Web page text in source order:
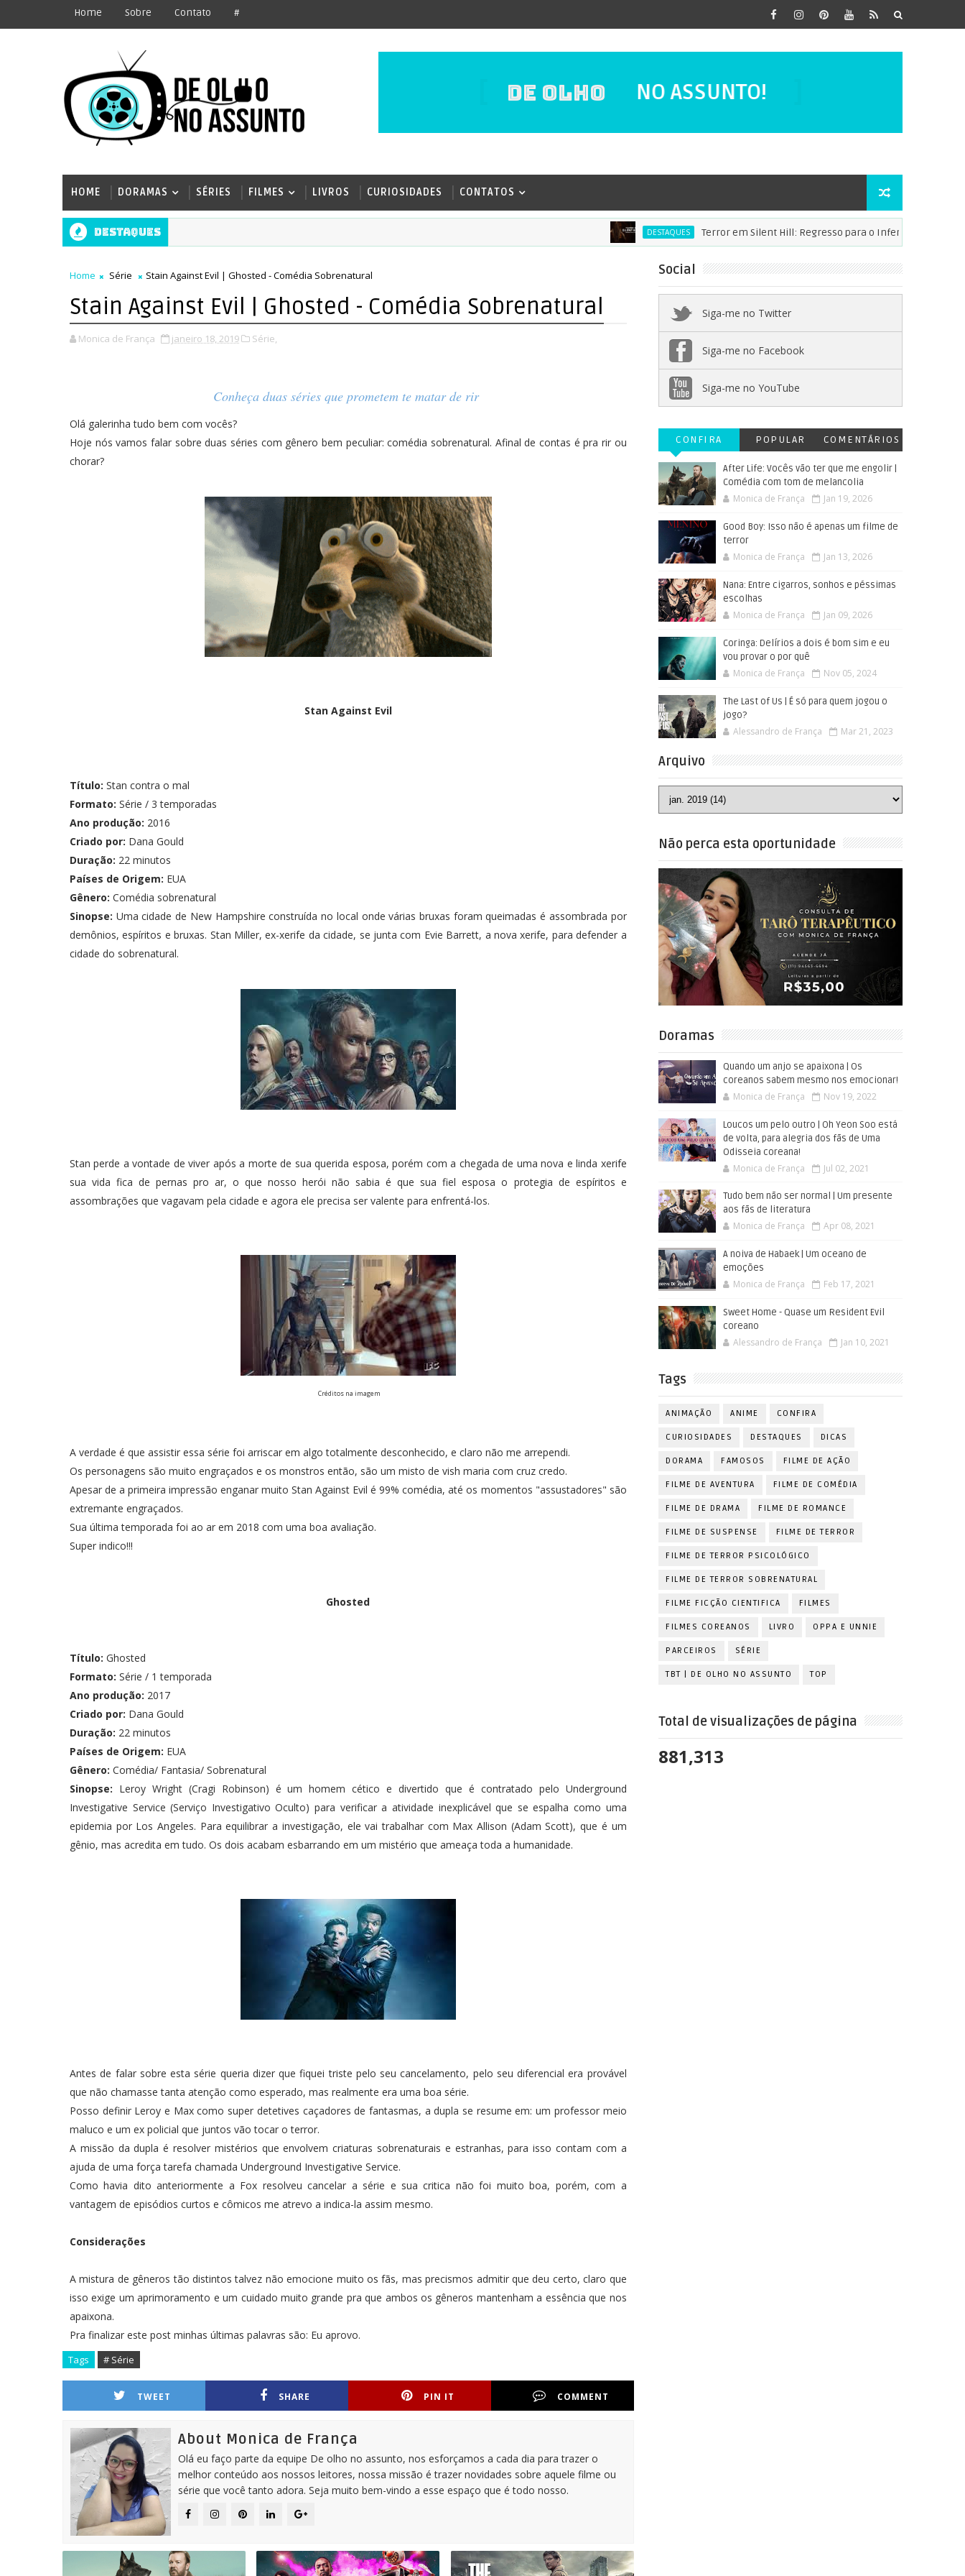
Home Sobre Contato #
DE OLHO
SÉRIES
NO ASSUNTO!
HOME DORAMAS SÉRIES FILMES LIVROS CURIOSIDADES CONTATOS
Destaques DESTAQUES Terror em Silent Hill: Regresso para o Inferno - Apenas um Fan
Home Série Stain Against Evil | Ghosted - Comédia Sobrenatural
Stain Against Evil | Ghosted - Comédia Sobrenatural
Monica de França janeiro 18, 2019 Série,
Conheça duas séries que prometem te matar de rir
Olá galerinha tudo bem com vocês?
Hoje nós vamos falar sobre duas séries com gênero bem peculiar: comédia sobrenatural. Afinal de contas é pra rir ou
chorar?
Stan Against Evil
Título: Stan contra o mal
Formato: Série / 3 temporadas
Ano produção: 2016
Criado por: Dana Gould
Duração: 22 minutos
Países de Origem: EUA
Gênero: Comédia sobrenatural
Sinopse: Uma cidade de New Hampshire construída no local onde várias bruxas foram queimadas é assombrada por
demônios, espíritos e bruxas. Stan Miller, ex-xerife da cidade, se junta com Evie Barrett, a nova xerife, para defender a
cidade do sobrenatural.
Stan perde a vontade de viver após a morte de sua querida esposa, porém com a chegada de uma nova e linda xerife
sua vida fica de pernas pro ar, o que nosso herói não sabia é que sua fiel esposa o protegia de espíritos e
assombrações que vagavam pela cidade e agora ele precisa ser valente para enfrentá-los.
Créditos na imagem
A verdade é que assistir essa série foi arriscar em algo totalmente desconhecido, e claro não me arrependi.
Os personagens são muito engraçados e os monstros então, são um misto de vish maria com cruz credo.
Apesar de a primeira impressão enganar muito Stan Against Evil é 99% comédia, até os momentos "assustadores" são
extremante engraçados.
Sua última temporada foi ao ar em 2018 com uma boa avaliação.
Super indico!!!
Ghosted
Título: Ghosted
Formato: Série / 1 temporada
Ano produção: 2017
Criado por: Dana Gould
Duração: 22 minutos
Países de Origem: EUA
Gênero: Comédia/ Fantasia/ Sobrenatural
Sinopse: Leroy Wright (Cragi Robinson) é um homem cético e divertido que é contratado pelo Underground
Investigative Service (Serviço Investigativo Oculto) para verificar a atividade inexplicável que se espalha como uma
epidemia por Los Angeles. Para equilibrar a investigação, ele vai trabalhar com Max Allison (Adam Scott), que é um
gênio, mas acredita em tudo. Os dois acabam esbarrando em um mistério que ameaça toda a humanidade.
Antes de falar sobre esta série queria dizer que fiquei triste pelo seu cancelamento, pelo seu diferencial era provável
que não chamasse tanta atenção como esperado, mas realmente era uma boa série.
Posso definir Leroy e Max como super detetives caçadores de fantasmas, a dupla se resume em: um professor meio
maluco e um ex policial que juntos vão tocar o terror.
A missão da dupla é resolver mistérios que envolvem criaturas sobrenaturais e estranhas, para isso contam com a
ajuda de uma força tarefa chamada Underground Investigative Service.
Como havia dito anteriormente a Fox resolveu cancelar a série e sua critica não foi muito boa, porém, com a
vantagem de episódios curtos e cômicos me atrevo a indica-la assim mesmo.
Considerações
A mistura de gêneros tão distintos talvez não emocione muito os fãs, mas precismos admitir que deu certo, claro que
isso exige um aprimoramento e um cuidado muito grande pra que ambos os gêneros mantenham a essência que nos
apaixona.
Pra finalizar este post minhas últimas palavras são: Eu aprovo.
Tags # Série
TWEET SHARE PIN IT COMMENT
About Monica de França
Olá eu faço parte da equipe De olho no assunto, nos esforçamos a cada dia para trazer o
melhor conteúdo aos nossos leitores, nossa missão é trazer novidades sobre aquele filme ou
série que você tanto adora. Seja muito bem-vindo a esse espaço que é todo nosso.
Social
Siga-me no Twitter
Siga-me no Facebook
Siga-me no YouTube
CONFIRA POPULAR COMENTÁRIOS
After Life: Vocês vão ter que me engolir |
Comédia com tom de melancolia
Monica de França Jan 19, 2026
Good Boy: Isso não é apenas um filme de
terror
Monica de França Jan 13, 2026
Nana: Entre cigarros, sonhos e péssimas
escolhas
Monica de França Jan 09, 2026
Coringa: Delírios a dois é bom sim e eu
vou provar o por quê
Monica de França Nov 05, 2024
The Last of Us | É só para quem jogou o
jogo?
Alessandro de França Mar 21, 2023
Arquivo
Não perca esta oportunidade
Doramas
Quando um anjo se apaixona | Os
coreanos sabem mesmo nos emocionar!
Monica de França Nov 19, 2022
Loucos um pelo outro | Oh Yeon Soo está
de volta, para alegria dos fãs de Uma
Odisseia coreana!
Monica de França Jul 02, 2021
Tudo bem não ser normal | Um presente
aos fãs de literatura
Monica de França Apr 08, 2021
A noiva de Habaek | Um oceano de
emoções
Monica de França Feb 17, 2021
Sweet Home - Quase um Resident Evil
coreano
Alessandro de França Jan 10, 2021
Tags
ANIMAÇÃO ANIME CONFIRA
CURIOSIDADES DESTAQUES DICAS
DORAMA FAMOSOS FILME DE AÇÃO
FILME DE AVENTURA FILME DE COMÉDIA
FILME DE DRAMA FILME DE ROMANCE
FILME DE SUSPENSE FILME DE TERROR
FILME DE TERROR PSICOLÓGICO
FILME DE TERROR SOBRENATURAL
FILME FICÇÃO CIENTIFICA FILMES
FILMES COREANOS LIVRO OPPA E UNNIE
PARCEIROS SÉRIE
TBT | DE OLHO NO ASSUNTO TOP
Total de visualizações de página
881,313